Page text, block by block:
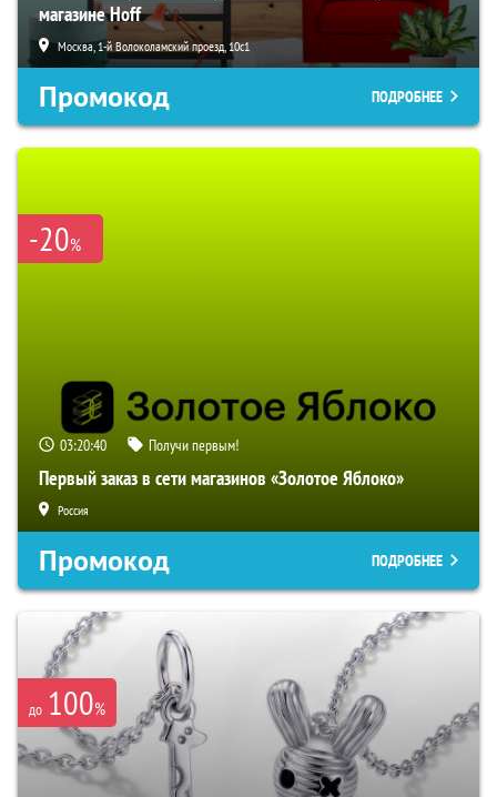
магазине Hoff
Москва, 1-й Волоколамский проезд, 10с1
Промокод ПОДРОБНЕЕ
-20%
03:20:39 Получи первым!
Первый заказ в сети магазинов «Золотое Яблоко»
Россия
Промокод ПОДРОБНЕЕ
до 100%